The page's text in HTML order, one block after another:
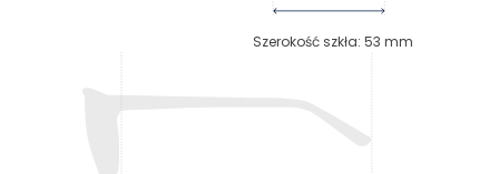
Szerokość szkła: 53 mm